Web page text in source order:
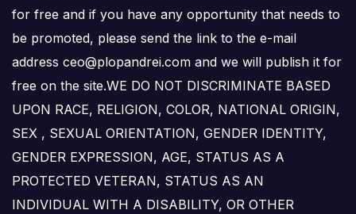
for free and if you have any opportunity that needs to
be promoted, please send the link to the e-mail
address ceo@plopandrei.com and we will publish it for
free on the site.WE DO NOT DISCRIMINATE BASED
UPON RACE, RELIGION, COLOR, NATIONAL ORIGIN,
SEX , SEXUAL ORIENTATION, GENDER IDENTITY,
GENDER EXPRESSION, AGE, STATUS AS A
PROTECTED VETERAN, STATUS AS AN
INDIVIDUAL WITH A DISABILITY, OR OTHER